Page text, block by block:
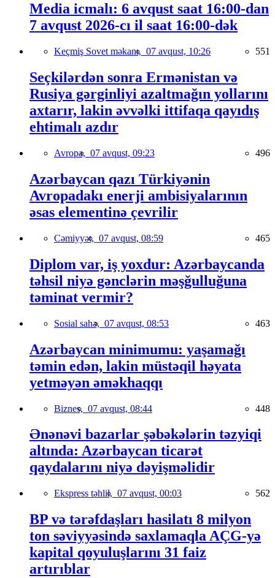
Media icmalı: 6 avqust saat 16:00-dan
7 avqust 2026-cı il saat 16:00-dək
Keçmiş Sovet məkanı, 07 avqust, 10:26 551
Seçkilərdən sonra Ermənistan və
Rusiya gərginliyi azaltmağın yollarını
axtarır, lakin əvvəlki ittifaqa qayıdış
ehtimalı azdır
Avropa, 07 avqust, 09:23 496
Azərbaycan qazı Türkiyənin
Avropadakı enerji ambisiyalarının
əsas elementinə çevrilir
Cəmiyyət, 07 avqust, 08:59 465
Diplom var, iş yoxdur: Azərbaycanda
təhsil niyə gənclərin məşğulluğuna
təminat vermir?
Sosial sahə, 07 avqust, 08:53 463
Azərbaycan minimumu: yaşamağı
təmin edən, lakin müstəqil həyata
yetməyən əməkhaqqı
Biznes, 07 avqust, 08:44 448
Ənənəvi bazarlar şəbəkələrin təzyiqi
altında: Azərbaycan ticarət
qaydalarını niyə dəyişməlidir
Ekspress təhlil, 07 avqust, 00:03 562
BP və tərəfdaşları hasilatı 8 milyon
ton səviyyəsində saxlamaqla AÇG-yə
kapital qoyuluşlarını 31 faiz
artırıblar